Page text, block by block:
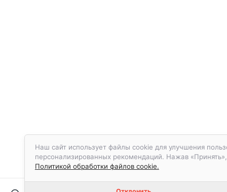
Наш сайт использует файлы cookie для улучшения
персонализированных рекомендаций. Нажав
Политикой обработки файлов cookie.